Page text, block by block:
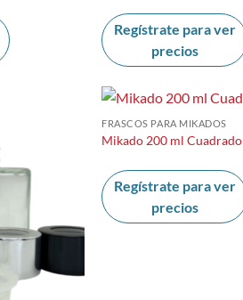
Regístrate para ver
precios
FRASCOS PARA MIKADOS
Mikado 200 ml Cuadrado
Regístrate para ver
precios